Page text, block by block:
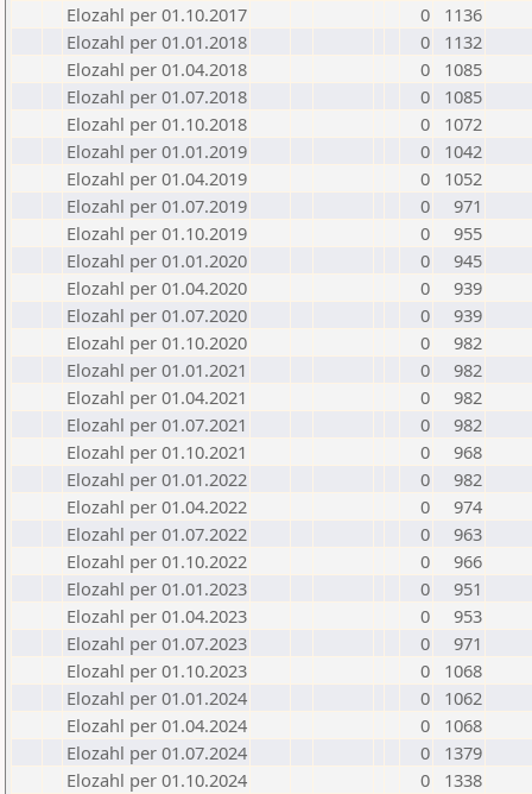
Elozahl per 01.10.2017
0
1136
Elozahl per 01.01.2018
0
1132
Elozahl per 01.04.2018
0
1085
Elozahl per 01.07.2018
0
1085
Elozahl per 01.10.2018
0
1072
Elozahl per 01.01.2019
0
1042
Elozahl per 01.04.2019
0
1052
Elozahl per 01.07.2019
0
971
Elozahl per 01.10.2019
0
955
Elozahl per 01.01.2020
0
945
Elozahl per 01.04.2020
0
939
Elozahl per 01.07.2020
0
939
Elozahl per 01.10.2020
0
982
Elozahl per 01.01.2021
0
982
Elozahl per 01.04.2021
0
982
Elozahl per 01.07.2021
0
982
Elozahl per 01.10.2021
0
968
Elozahl per 01.01.2022
0
982
Elozahl per 01.04.2022
0
974
Elozahl per 01.07.2022
0
963
Elozahl per 01.10.2022
0
966
Elozahl per 01.01.2023
0
951
Elozahl per 01.04.2023
0
953
Elozahl per 01.07.2023
0
971
Elozahl per 01.10.2023
0
1068
Elozahl per 01.01.2024
0
1062
Elozahl per 01.04.2024
0
1068
Elozahl per 01.07.2024
0
1379
Elozahl per 01.10.2024
0
1338